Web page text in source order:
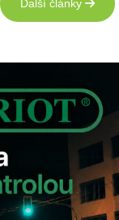
Další články